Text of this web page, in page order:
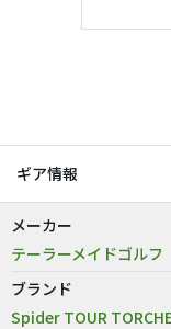
ギア情報
メーカー
テーラーメイドゴルフ
ブランド
Spider TOUR